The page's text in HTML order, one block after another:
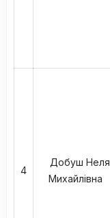
4
Добуш Неля
Михайлівна